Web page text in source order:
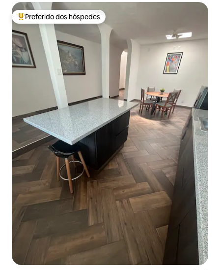
Entre os melhores preferidos dos hóspedes
Preferido dos hóspedes